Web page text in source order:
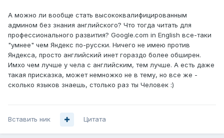
А можно ли вообще стать высококвалифицированным
админом без знания английского? Что тогда читать для
профессионального развития? Google.com in English все-таки
"умнее" чем Яндекс по-русски. Ничего не имею против
Яндекса, просто английский инет гораздо более обширен.
Имхо чем лучше у чела с английским, тем лучше. А есть даже
такая присказка, может немножко не в тему, но все же -
сколько языков знаешь, столько раз ты Человек :)
Вставить ник Цитата